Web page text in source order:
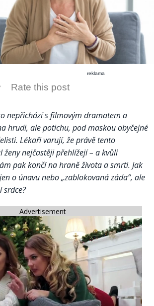
reklama
Rate this post
nepřichází s filmovým dramatem a
hrudi, ale potichu, pod maskou obyčejné
Lékaři varují, že právě tento
ženy nejčastěji přehlížejí – a kvůli
pak končí na hraně života a smrti. Jak
o únavu nebo „zablokovaná záda“, ale
srdce?
Advertisement